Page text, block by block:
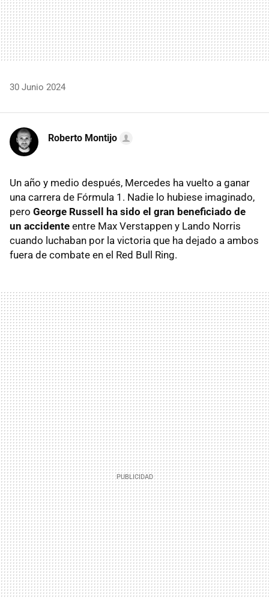
30 Junio 2024
Roberto Montijo
Un año y medio después, Mercedes ha vuelto a ganar
una carrera de Fórmula 1. Nadie lo hubiese imaginado,
pero George Russell ha sido el gran beneficiado de
un accidente entre Max Verstappen y Lando Norris
cuando luchaban por la victoria que ha dejado a ambos
fuera de combate en el Red Bull Ring.